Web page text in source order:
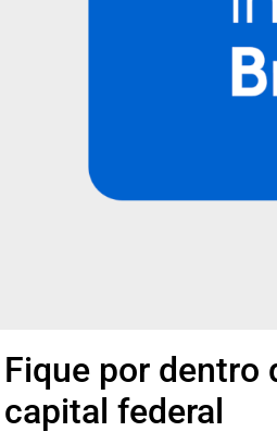
Fique por dentro
capital federal